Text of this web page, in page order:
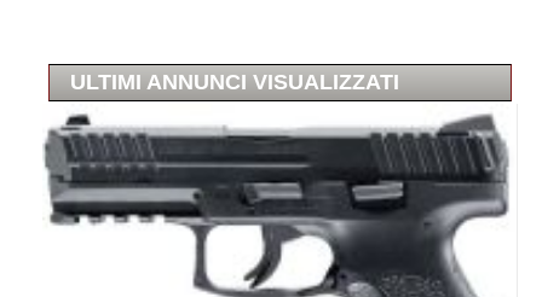
ULTIMI ANNUNCI VISUALIZZATI